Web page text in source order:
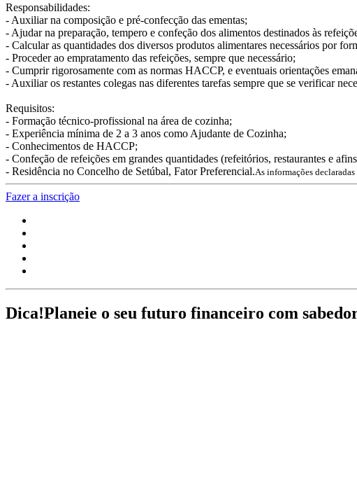
Responsabilidades:
- Auxiliar na composição e pré-confecção das ementas;
- Ajudar na preparação, tempero e confeção dos alimentos destinados às
- Calcular as quantidades dos diversos produtos alimentares necessários por
- Proceder ao empratamento das refeições, sempre que necessário;
- Cumprir rigorosamente com as normas HACCP, e eventuais orientações
- Auxiliar os restantes colegas nas diferentes tarefas sempre que se verificar
Requisitos:
- Formação técnico-profissional na área de cozinha;
- Experiência mínima de 2 a 3 anos como Ajudante de Cozinha;
- Conhecimentos de HACCP;
- Confeção de refeições em grandes quantidades (refeitórios, restaurantes e
- Residência no Concelho de Setúbal, Fator Preferencial.As informações
Fazer a inscrição
Dica!Planeie o seu futuro financeiro com